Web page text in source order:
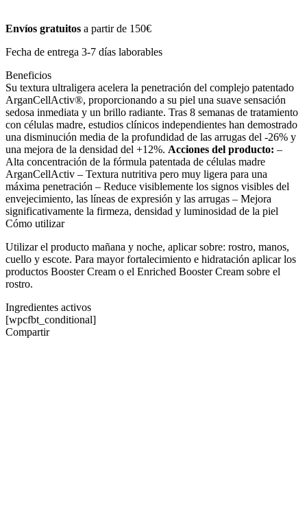
Envíos gratuitos a partir de 150€
Fecha de entrega 3-7 días laborables
Beneficios
Su textura ultraligera acelera la penetración del complejo patentado
ArganCellActiv®, proporcionando a su piel una suave sensación
sedosa inmediata y un brillo radiante. Tras 8 semanas de tratamiento
con células madre, estudios clínicos independientes han demostrado
una disminución media de la profundidad de las arrugas del -26% y
una mejora de la densidad del +12%. Acciones del producto: –
Alta concentración de la fórmula patentada de células madre
ArganCellActiv – Textura nutritiva pero muy ligera para una
máxima penetración – Reduce visiblemente los signos visibles del
envejecimiento, las líneas de expresión y las arrugas – Mejora
significativamente la firmeza, densidad y luminosidad de la piel
Cómo utilizar
Utilizar el producto mañana y noche, aplicar sobre: rostro, manos,
cuello y escote. Para mayor fortalecimiento e hidratación aplicar los
productos Booster Cream o el Enriched Booster Cream sobre el
rostro.
Ingredientes activos
[wpcfbt_conditional]
Compartir